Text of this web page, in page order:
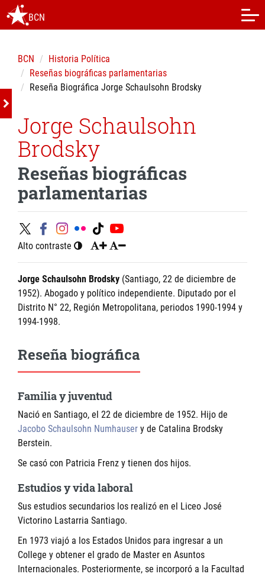
BCN
BCN
Historia Política
Reseñas biográficas parlamentarias
Reseña Biográfica Jorge Schaulsohn Brodsky
Jorge Schaulsohn
Brodsky
Reseñas biográficas
parlamentarias
Alto contraste
Jorge Schaulsohn Brodsky (Santiago, 22 de diciembre de
1952). Abogado y político independiente. Diputado por el
Distrito N° 22, Región Metropolitana, periodos 1990-1994 y
1994-1998.
Reseña biográfica
Familia y juventud
Nació en Santiago, el 22 de diciembre de 1952. Hijo de
Jacobo Schaulsohn Numhauser y de Catalina Brodsky
Berstein.
Se casó con Patricia Frenz y tienen dos hijos.
Estudios y vida laboral
Sus estudios secundarios los realizó en el Liceo José
Victorino Lastarria Santiago.
En 1973 viajó a los Estados Unidos para ingresar a un
College y obtener el grado de Master en Asuntos
Internacionales. Posteriormente, se incorporó a la Facultad